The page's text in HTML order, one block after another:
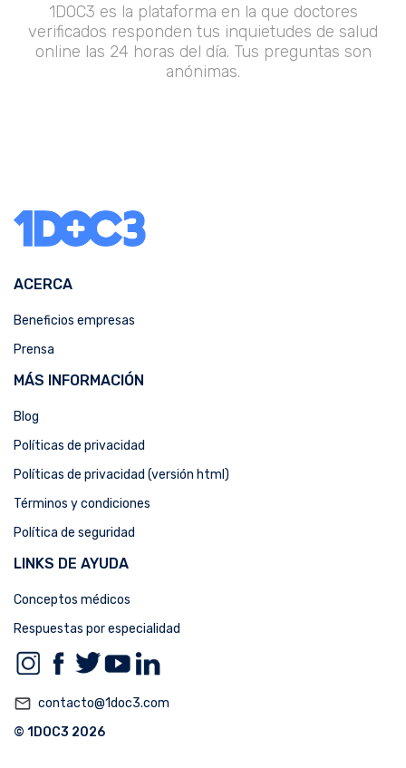
1DOC3 es la plataforma en la que doctores
verificados responden tus inquietudes de salud
online las 24 horas del día. Tus preguntas son
anónimas.
ACERCA
Beneficios empresas
Prensa
MÁS INFORMACIÓN
Blog
Políticas de privacidad
Políticas de privacidad (versión html)
Términos y condiciones
Política de seguridad
LINKS DE AYUDA
Conceptos médicos
Respuestas por especialidad
mail_outline contacto@1doc3.com
© 1DOC3 2026